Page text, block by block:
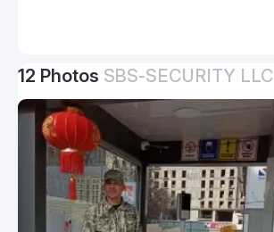
12 Photos SBS-SECURITY LLC